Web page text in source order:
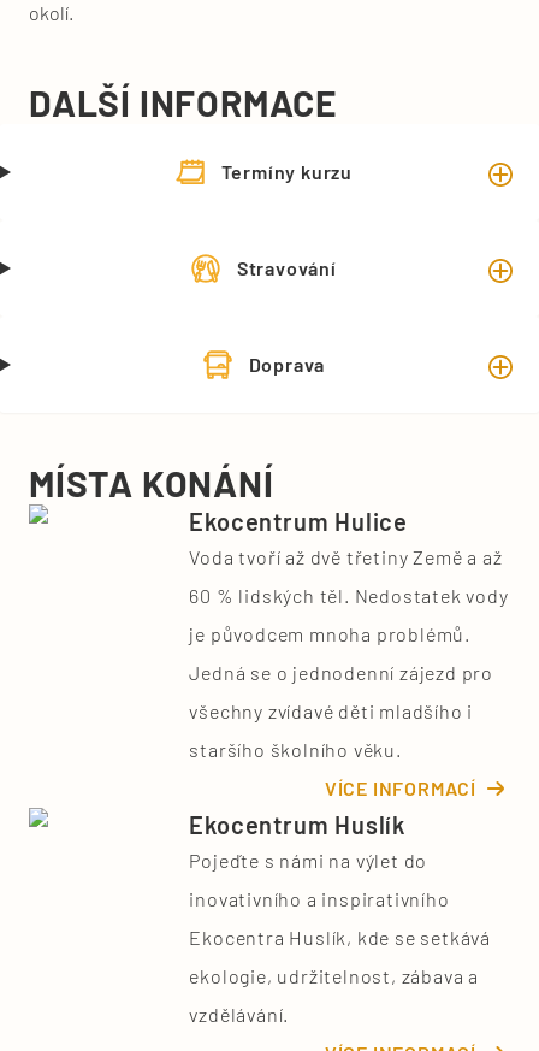
okolí.
DALŠÍ INFORMACE
Termíny kurzu
Stravování
Doprava
MÍSTA KONÁNÍ
Ekocentrum Hulice
Voda tvoří až dvě třetiny Země a až
60 % lidských těl. Nedostatek vody
je původcem mnoha problémů.
Jedná se o jednodenní zájezd pro
všechny zvídavé děti mladšího i
staršího školního věku.
VÍCE INFORMACÍ
Ekocentrum Huslík
Pojeďte s námi na výlet do
inovativního a inspirativního
Ekocentra Huslík, kde se setkává
ekologie, udržitelnost, zábava a
vzdělávání.